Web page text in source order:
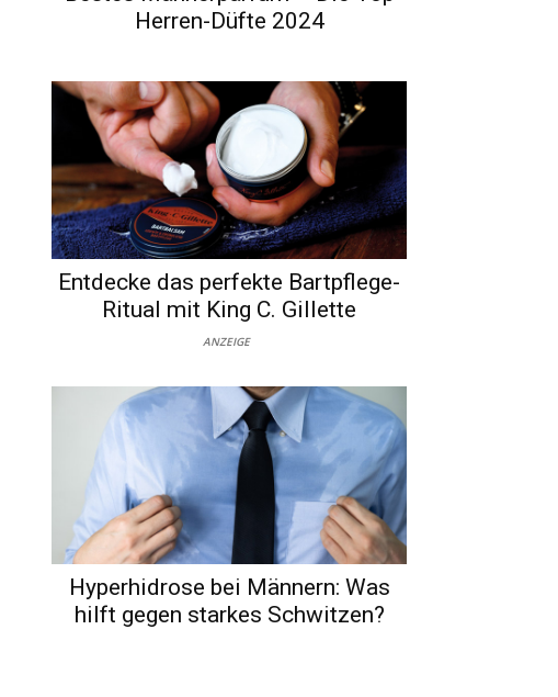
Herren-Düfte 2024
Entdecke das perfekte Bartpflege-
Ritual mit King C. Gillette
ANZEIGE
Hyperhidrose bei Männern: Was
hilft gegen starkes Schwitzen?